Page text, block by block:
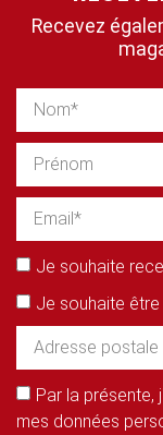
Recevez
Je souhaite
Je souhaite
Par la
mes données